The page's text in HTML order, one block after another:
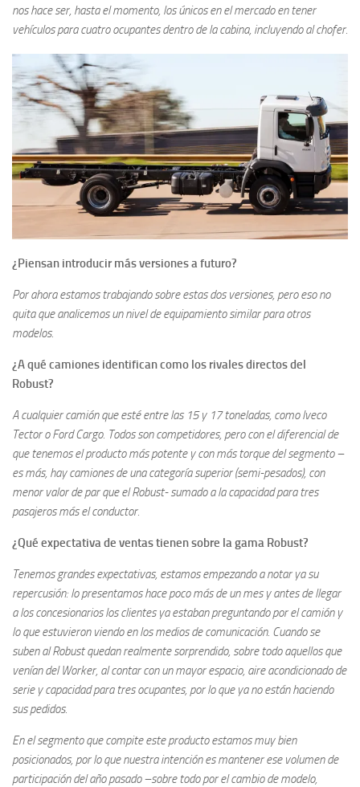
nos hace ser, hasta el momento, los únicos en el mercado en tener
vehículos para cuatro ocupantes dentro de la cabina, incluyendo al chofer.
¿Piensan introducir más versiones a futuro?
Por ahora estamos trabajando sobre estas dos versiones, pero eso no
quita que analicemos un nivel de equipamiento similar para otros
modelos.
¿A qué camiones identifican como los rivales directos del
Robust?
A cualquier camión que esté entre las 15 y 17 toneladas, como Iveco
Tector o Ford Cargo. Todos son competidores, pero con el diferencial de
que tenemos el producto más potente y con más torque del segmento –
es más, hay camiones de una categoría superior (semi-pesados), con
menor valor de par que el Robust- sumado a la capacidad para tres
pasajeros más el conductor.
¿Qué expectativa de ventas tienen sobre la gama Robust?
Tenemos grandes expectativas, estamos empezando a notar ya su
repercusión: lo presentamos hace poco más de un mes y antes de llegar
a los concesionarios los clientes ya estaban preguntando por el camión y
lo que estuvieron viendo en los medios de comunicación. Cuando se
suben al Robust quedan realmente sorprendido, sobre todo aquellos que
venían del Worker, al contar con un mayor espacio, aire acondicionado de
serie y capacidad para tres ocupantes, por lo que ya no están haciendo
sus pedidos.
En el segmento que compite este producto estamos muy bien
posicionados, por lo que nuestra intención es mantener ese volumen de
participación del año pasado –sobre todo por el cambio de modelo,